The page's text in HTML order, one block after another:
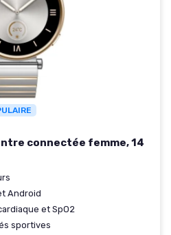
connectée femme, 14
Android
et SpO2
sportives